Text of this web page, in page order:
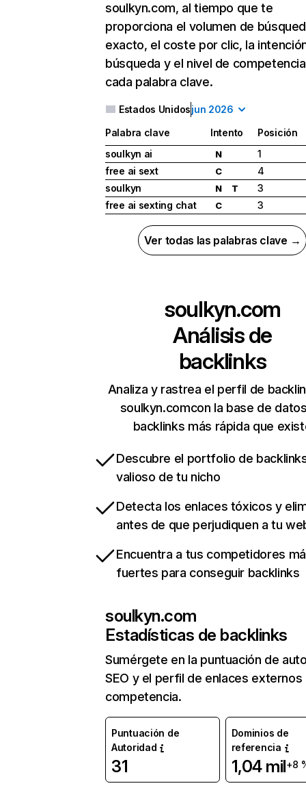
soulkyn.com, al tiempo que te
proporciona el volumen de
exacto, el coste por clic, la
búsqueda y el nivel de
cada palabra clave.
Estados Unidosjun 2026
Palabra clave Intento
Posición
soulkyn ai
N
1
free ai sext
C
4
soulkyn
N T
3
free ai sexting chat
C 3
Ver todas las palabras clave →
soulkyn.com
Análisis de
backlinks
Analiza y rastrea el perfil de
soulkyn.comcon la base de
backlinks más rápida que
Descubre el portfolio de
valioso de tu nicho
Detecta los enlaces tóxicos y
antes de que perjudiquen a tu
Encuentra a tus competidores
fuertes para conseguir backlinks
soulkyn.com
Estadísticas de backlinks
Sumérgete en la puntuación de
SEO y el perfil de enlaces externos
competencia.
Puntuación de
Autoridad
31
Dominios de
referencia
1,04 mil+8